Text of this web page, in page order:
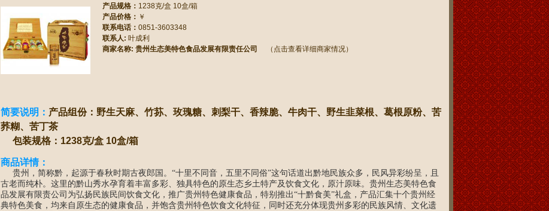
产品规格： 1238克/盒 10盒/箱
产品价格： ￥
联系电话： 0851-3603348
联系人: 叶成利
商家名称: 贵州生态美特色食品发展有限责任公司 （点击查看详细商家情况）
简要说明： 产品组份：野生天麻、竹荪、玫瑰糖、刺梨干、香辣脆、牛肉干、野生韭菜根、葛根原粉、苦
荞糊、苦丁茶
包装规格：1238克/盒 10盒/箱
商品详情：
贵州，简称黔，起源于春秋时期古夜郎国。“十里不同音，五里不同俗”这句话道出黔地民族众多，民风异彩纷呈，且
古老而纯朴。这里的黔山秀水孕育着丰富多彩、独具特色的原生态乡土特产及饮食文化，原汁原味。贵州生态美特色食
品发展有限责公司为弘扬民族民间饮食文化，推广贵州特色健康食品，特别推出“十黔食美”礼盒，产品汇集十个贵州经
典特色美食，均来自原生态的健康食品，并饱含贵州特色饮食文化特征，同时还充分体现贵州多彩的民族风情、文化遗